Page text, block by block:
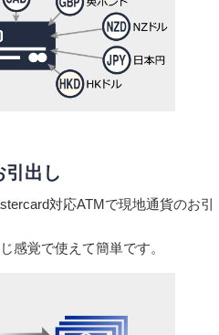
引出し
対応ATMで現地通貨のお引
感覚で使えて簡単です。